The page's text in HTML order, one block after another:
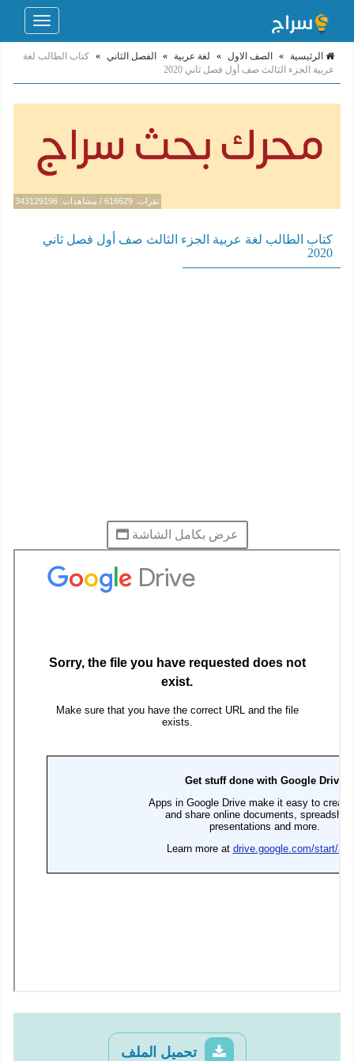
Toggle
الرئيسية » الصف الاول » لغة عربية » الفصل الثاني » كتاب الطالب لغة
عربية الجزء الثالث صف أول فصل ثاني 2020
نقرات: 616629 / مشاهدات: 343129196
كتاب الطالب لغة عربية الجزء الثالث صف أول فصل ثاني
2020
عرض بكامل الشاشة
تحميل الملف